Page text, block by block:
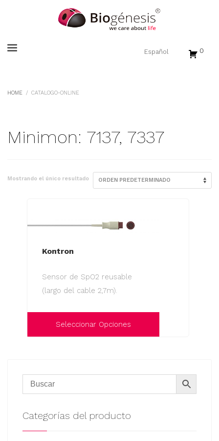
0
HOME CATALOGO-ONLINE
Minimon: 7137, 7337
Mostrando el único resultado
Kontron
Sensor de SpO2 reusable
(largo del cable 2,7m).
Seleccionar Opciones
múltiples
Las
Categorías del producto